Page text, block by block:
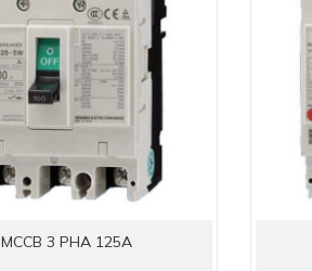
MCCB 3 PHA 125A